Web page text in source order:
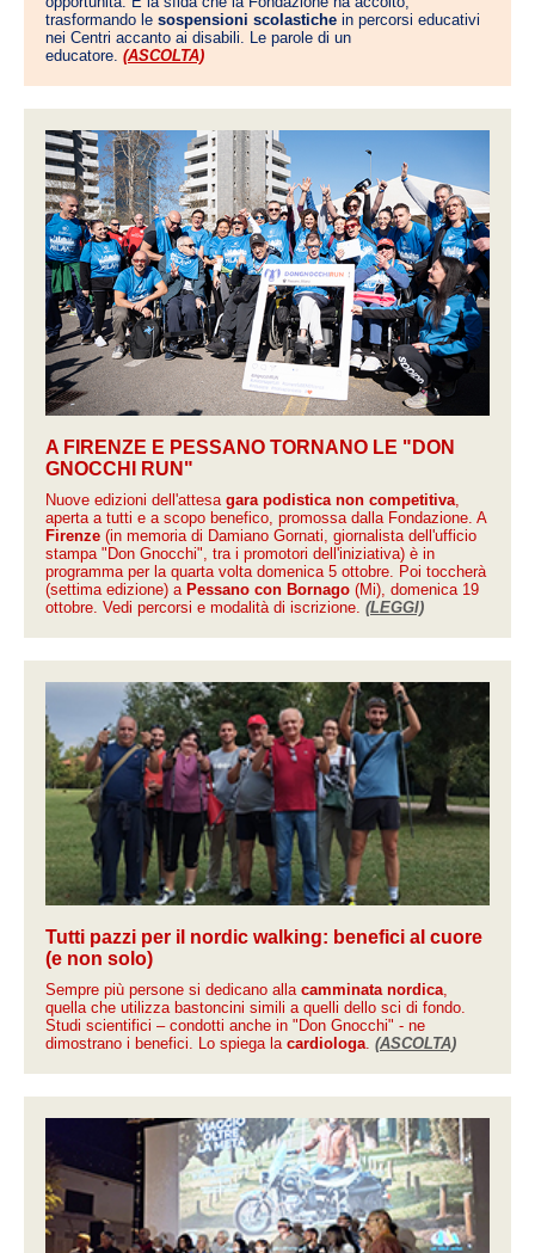
trasformando le sospensioni scolastiche in percorsi educativi
nei Centri accanto ai disabili. Le parole di un
educatore. (ASCOLTA)
A FIRENZE E PESSANO TORNANO LE "DON
GNOCCHI RUN"
Nuove edizioni dell'attesa gara podistica non competitiva,
aperta a tutti e a scopo benefico, promossa dalla Fondazione. A
Firenze (in memoria di Damiano Gornati, giornalista dell'ufficio
stampa "Don Gnocchi", tra i promotori dell'iniziativa) è in
programma per la quarta volta domenica 5 ottobre. Poi toccherà
(settima edizione) a Pessano con Bornago (Mi), domenica 19
ottobre. Vedi percorsi e modalità di iscrizione. (LEGGI)
Tutti pazzi per il nordic walking: benefici al cuore
(e non solo)
Sempre più persone si dedicano alla camminata nordica,
quella che utilizza bastoncini simili a quelli dello sci di fondo.
Studi scientifici – condotti anche in "Don Gnocchi" - ne
dimostrano i benefici. Lo spiega la cardiologa. (ASCOLTA)